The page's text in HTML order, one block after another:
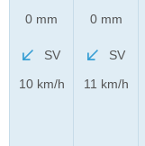
0 mm
SV
10 km/h
0 mm
SV
11 km/h